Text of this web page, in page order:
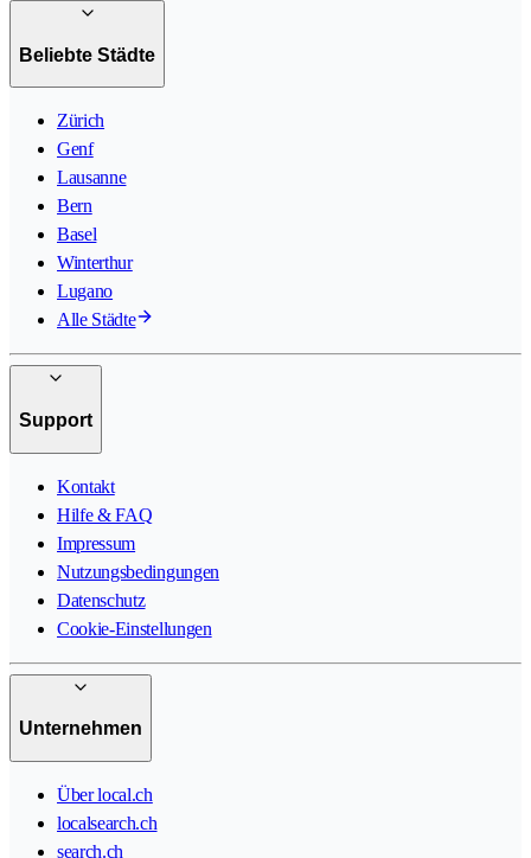
Beliebte Städte
Zürich
Genf
Lausanne
Bern
Basel
Winterthur
Lugano
Alle Städte
Support
Kontakt
Hilfe & FAQ
Impressum
Nutzungsbedingungen
Datenschutz
Cookie-Einstellungen
Unternehmen
Über local.ch
localsearch.ch
search.ch